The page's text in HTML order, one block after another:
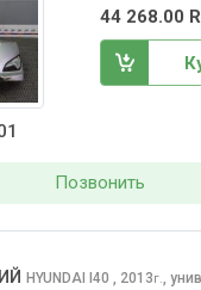
44 268.00
Позвонить
HYUNDAI I40 , 2013г.,